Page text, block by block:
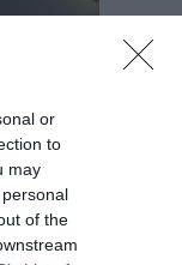
or
to
may
of the